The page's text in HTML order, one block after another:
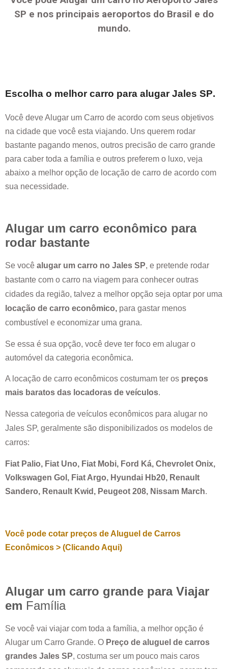
SP e nos principais aeroportos do Brasil e do
mundo.
Escolha o melhor carro para alugarJales SP.
Você deve Alugar um Carro de acordo com seus objetivos
na cidade que você esta viajando. Uns querem rodar
bastante pagando menos, outros precisão de carro grande
para caber toda a família e outros preferem o luxo, veja
abaixo a melhor opção de locação de carro de acordo com
sua necessidade.
Alugar um carro econômico para
rodar bastante
Se você alugar um carro no Jales SP, e pretende rodar
bastante com o carro na viagem para conhecer outras
cidades da região, talvez a melhor opção seja optar por uma
locação de carro econômico, para gastar menos
combustível e economizar uma grana.
Se essa é sua opção, você deve ter foco em alugar o
automóvel da categoria econômica.
A locação de carro econômicos costumam ter os preços
mais baratos das locadoras de veículos.
Nessa categoria de veículos econômicos para alugar no
Jales SP, geralmente são disponibilizados os modelos de
carros:
Fiat Palio, Fiat Uno, Fiat Mobi, Ford Ká, Chevrolet Onix,
Volkswagen Gol, Fiat Argo, Hyundai Hb20, Renault
Sandero, Renault Kwid, Peugeot 208, Nissam March.
Você pode cotar preços de Aluguel de Carros
Econômicos > (Clicando Aqui)
Alugar um carro grande para Viajar
em Família
Se você vai viajar com toda a família, a melhor opção é
Alugar um Carro Grande. O Preço de aluguel de carros
grandes Jales SP, costuma ser um pouco mais caros